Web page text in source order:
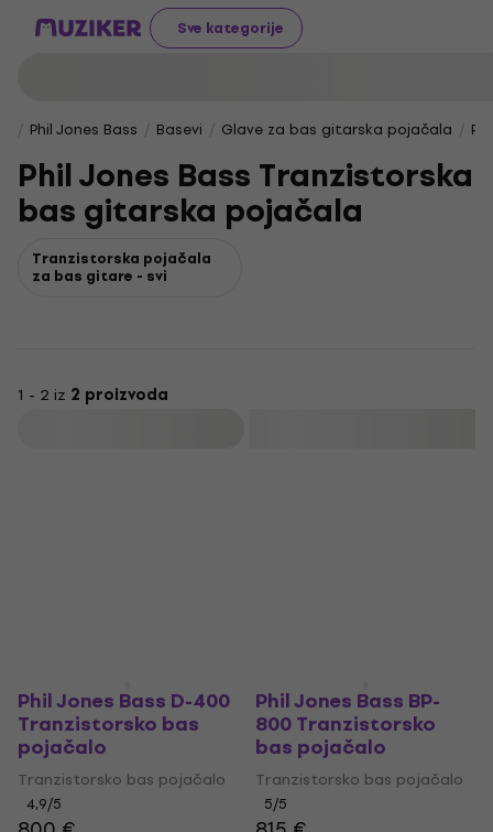
Sve kategorije
Phil Jones Bass Basevi Glave za bas gitarska pojačala
Phil Jones Bass Tranzistorska
bas gitarska pojačala
Tranzistorska pojačala
za bas gitare - svi
1 - 2 iz 2 proizvoda
Phil Jones Bass D-400
Tranzistorsko bas
pojačalo
Tranzistorsko bas pojačalo
4,9/5
Phil Jones Bass BP-
800 Tranzistorsko
bas pojačalo
Tranzistorsko bas pojačalo
5/5